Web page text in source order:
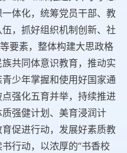
体化，统筹党员干部、教
，抓好组织机制创新、社
要素，整体构建大思政格
共同体意识教育，推动实
少年掌握和使用好国家通
强化五育并举，持续推进
强健计划、美育浸润计
促进行动，发展好素质教
行动，以浓厚的“书香校